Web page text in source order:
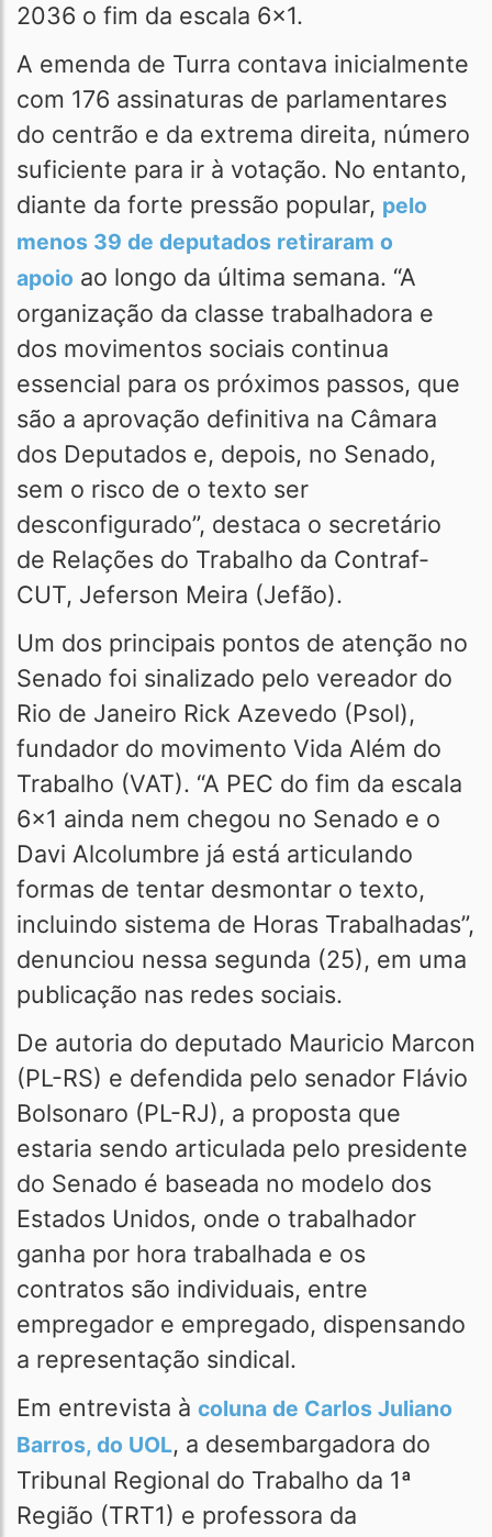
2036 o fim da escala 6x1.
A emenda de Turra contava inicialmente
com 176 assinaturas de parlamentares
do centrão e da extrema direita, número
suficiente para ir à votação. No entanto,
diante da forte pressão popular, pelo
menos 39 de deputados retiraram o
apoio ao longo da última semana. “A
organização da classe trabalhadora e
dos movimentos sociais continua
essencial para os próximos passos, que
são a aprovação definitiva na Câmara
dos Deputados e, depois, no Senado,
sem o risco de o texto ser
desconfigurado”, destaca o secretário
de Relações do Trabalho da Contraf-
CUT, Jeferson Meira (Jefão).
Um dos principais pontos de atenção no
Senado foi sinalizado pelo vereador do
Rio de Janeiro Rick Azevedo (Psol),
fundador do movimento Vida Além do
Trabalho (VAT). “A PEC do fim da escala
6x1 ainda nem chegou no Senado e o
Davi Alcolumbre já está articulando
formas de tentar desmontar o texto,
incluindo sistema de Horas Trabalhadas”,
denunciou nessa segunda (25), em uma
publicação nas redes sociais.
De autoria do deputado Mauricio Marcon
(PL-RS) e defendida pelo senador Flávio
Bolsonaro (PL-RJ), a proposta que
estaria sendo articulada pelo presidente
do Senado é baseada no modelo dos
Estados Unidos, onde o trabalhador
ganha por hora trabalhada e os
contratos são individuais, entre
empregador e empregado, dispensando
a representação sindical.
Em entrevista à coluna de Carlos Juliano
Barros, do UOL, a desembargadora do
Tribunal Regional do Trabalho da 1ª
Região (TRT1) e professora da